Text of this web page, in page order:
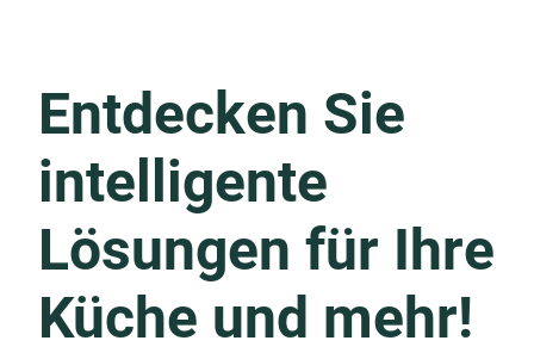
Entdecken Sie
intelligente
Lösungen für Ihre
Küche und mehr!